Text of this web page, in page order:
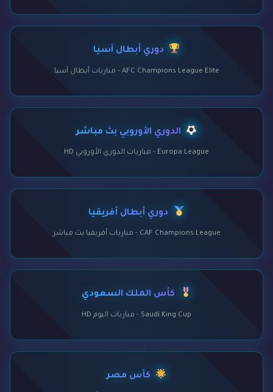
دوري أبطال آسيا
AFC Champions League Elite - مباريات أبطال آسيا
الدوري الأوروبي بث مباشر
Europa League - مباريات الدوري الأوروبي HD
دوري أبطال أفريقيا
CAF Champions League - مباريات أفريقيا بث مباشر
كأس الملك السعودي
Saudi King Cup - مباريات اليوم HD
كأس مصر